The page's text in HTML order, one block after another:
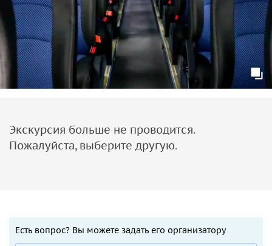
Экскурсия больше не проводится.
Пожалуйста, выберите другую.
Есть вопрос? Вы можете задать его организатору